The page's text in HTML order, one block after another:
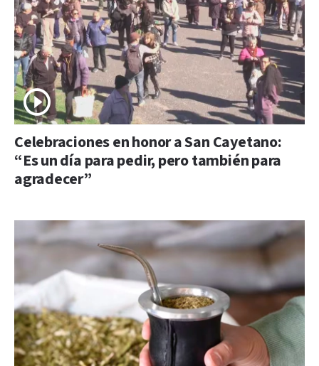
Celebraciones en honor a San Cayetano:
“Es un día para pedir, pero también para
agradecer”